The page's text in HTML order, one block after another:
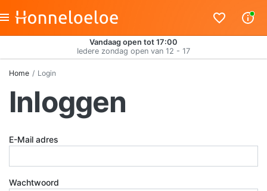
Vandaag open tot 17:00
Iedere zondag open van 12 - 17
Home Login
Inloggen
E-Mail adres
Wachtwoord